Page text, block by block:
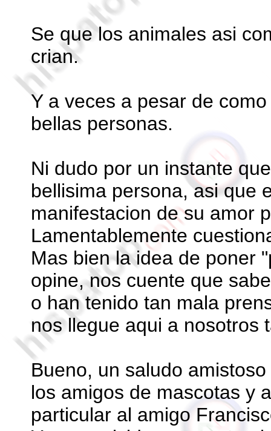
Se que los animales asi
crian.
Y a veces a pesar de
bellas personas.
Ni dudo por un instante
bellisima persona, asi que
manifestacion de su amor
Lamentablemente
Mas bien la idea de poner
opine, nos cuente que
o han tenido tan mala
nos llegue aqui a nosotros
Bueno, un saludo
los amigos de mascotas y
particular al amigo